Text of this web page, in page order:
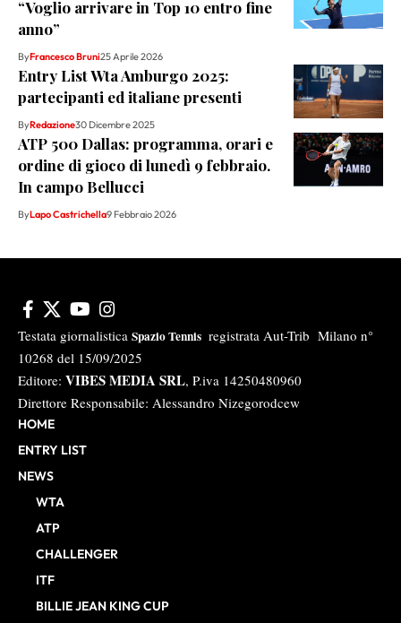
“Voglio arrivare in Top 10 entro fine
anno”
ByFrancesco Bruni25 Aprile 2026
Entry List Wta Amburgo 2025:
partecipanti ed italiane presenti
ByRedazione30 Dicembre 2025
ATP 500 Dallas: programma, orari e
ordine di gioco di lunedì 9 febbraio.
In campo Bellucci
ByLapo Castrichella9 Febbraio 2026
Testata giornalistica Spazio Tennis registrata Aut-Trib Milano n°
10268 del 15/09/2025
Editore: VIBES MEDIA SRL, P.iva 14250480960
Direttore Responsabile: Alessandro Nizegorodcew
HOME
ENTRY LIST
NEWS
WTA
ATP
CHALLENGER
ITF
BILLIE JEAN KING CUP